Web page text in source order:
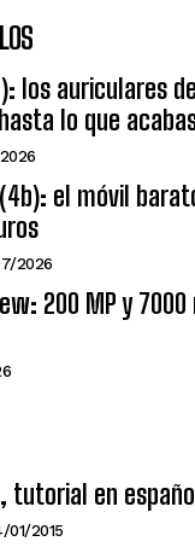
los auriculares
lo que
el móvil
2026
200 MP y 7000
tutorial en español
01/2015